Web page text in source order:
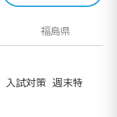
福島県
入試対策 週末特